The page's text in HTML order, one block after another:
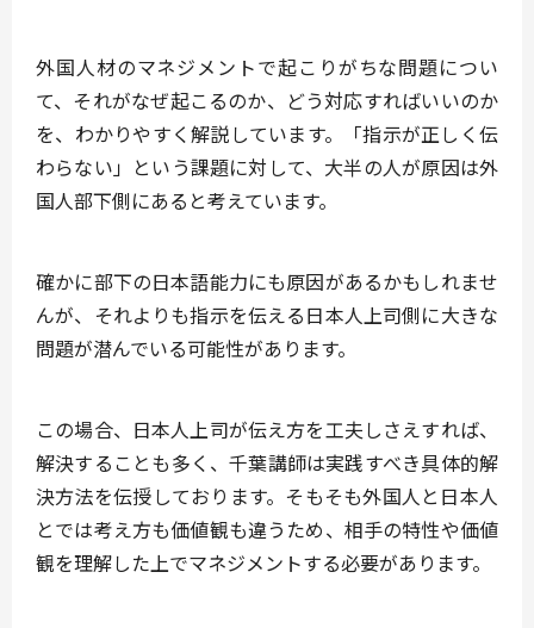
外国人材のマネジメントで起こりがちな問題につい
て、それがなぜ起こるのか、どう対応すればいいのか
を、わかりやすく解説しています。「指示が正しく伝
わらない」という課題に対して、大半の人が原因は外
国人部下側にあると考えています。
確かに部下の日本語能力にも原因があるかもしれませ
んが、それよりも指示を伝える日本人上司側に大きな
問題が潜んでいる可能性があります。
この場合、日本人上司が伝え方を工夫しさえすれば、
解決することも多く、千葉講師は実践すべき具体的解
決方法を伝授しております。そもそも外国人と日本人
とでは考え方も価値観も違うため、相手の特性や価値
観を理解した上でマネジメントする必要があります。